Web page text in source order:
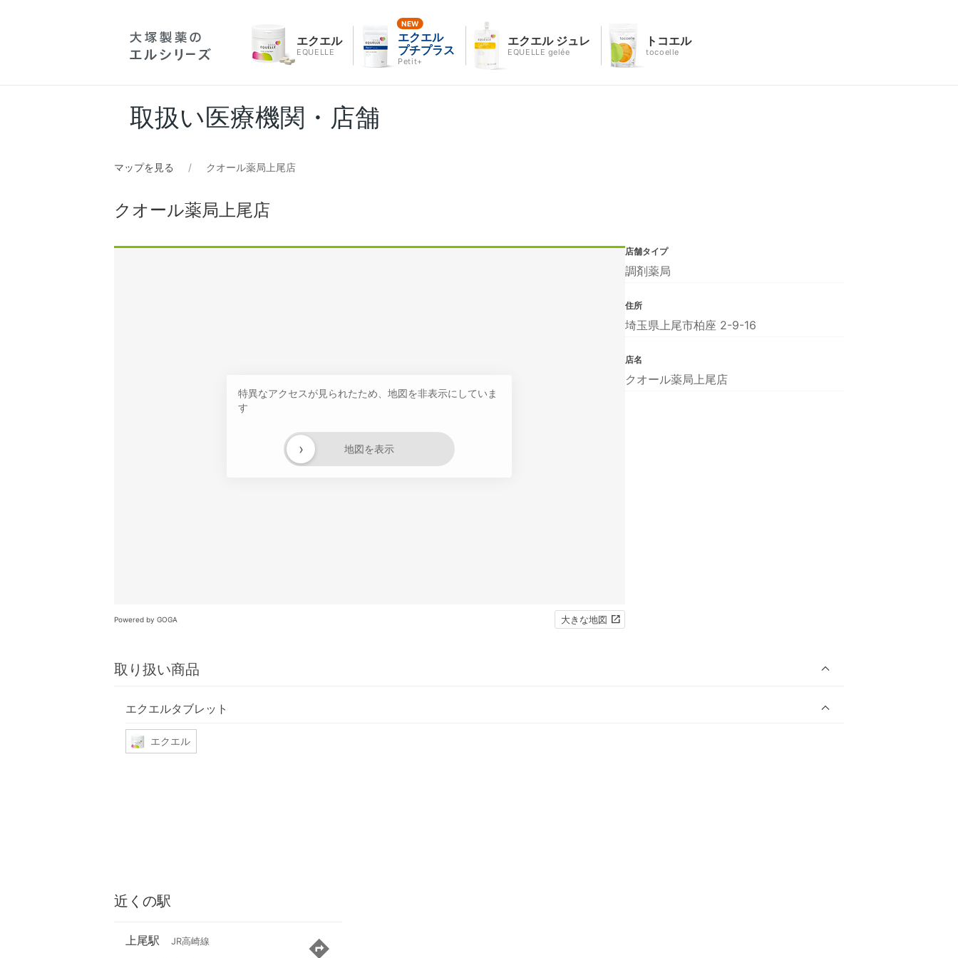
エクエル
EQUELLE
エクエル
プチプラス
Petit+
エクエル ジュレ
EQUELLE gelée
トコエル
tocoelle
取扱い医療機関・店舗
マップを見る クオール薬局上尾店
クオール薬局上尾店
特異なアクセスが見られたため、地図を非表示にしていま
す
地図を表示
›
Powered by GOGA 大きな地図
取り扱い商品
エクエルタブレット
エクエル
店舗タイプ
調剤薬局
住所
埼玉県上尾市柏座 2-9-16
店名
クオール薬局上尾店
近くの駅
上尾駅 JR高崎線